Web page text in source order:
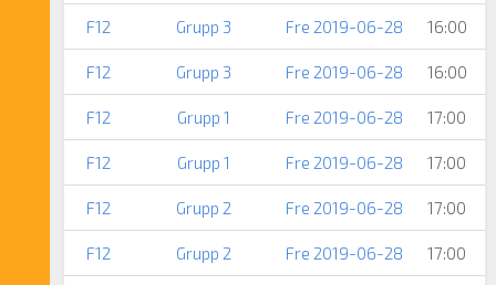
F12 Grupp 3 Fre 2019-06-28 16:00
F12 Grupp 3 Fre 2019-06-28 16:00
F12 Grupp 1 Fre 2019-06-28 17:00
F12 Grupp 1 Fre 2019-06-28 17:00
F12 Grupp 2 Fre 2019-06-28 17:00
F12 Grupp 2 Fre 2019-06-28 17:00